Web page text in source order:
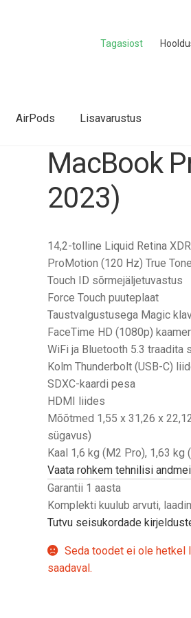
Tagasiost
AirPods Lisavarustus
MacBook
2023)
14,2-tolline Liquid Retina
ProMotion (120 Hz) True
Touch ID sõrmejäljetuvastus
Force Touch puuteplaat
Taustvalgustusega Magic
FaceTime HD (1080p)
WiFi ja Bluetooth 5.3 traadita
Kolm Thunderbolt (USB-C)
SDXC-kaardi pesa
HDMI liides
Mõõtmed 1,55 x 31,26 x
sügavus)
Kaal 1,6 kg (M2 Pro), 1,63 kg
Vaata rohkem tehnilisi
Garantii 1 aasta
Komplekti kuulub arvuti,
Tutvu seisukordade
Seda toodet ei ole hetkel
saadaval.